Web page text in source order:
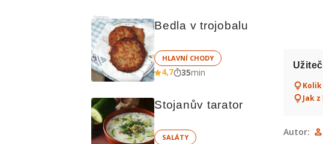
Reklama
Bedla v trojobalu
HLAVNÍ CHODY
4,7 35min
Stojanův tarator
SALÁTY
Jak
Autor: